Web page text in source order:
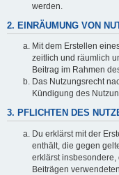
werden.
2. EINRÄUMUNG VON
Mit dem Erstellen
zeitlich und räumlich
Beitrag im Rahmen
Das Nutzungsrecht
Kündigung des
3. PFLICHTEN DES
Du erklärst mit der
enthält, die gegen
erklärst insbesondere,
Beiträgen